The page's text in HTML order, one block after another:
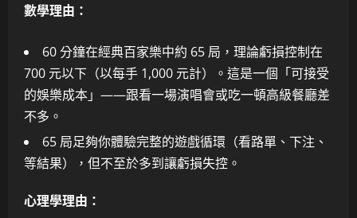
數學理由：
60 分鐘在經典百家樂中約 65 局，理論虧損控制在
700 元以下（以每手 1,000 元計）。這是一個「可接受
的娛樂成本」——跟看一場演唱會或吃一頓高級餐廳差
不多。
65 局足夠你體驗完整的遊戲循環（看路單、下注、
等結果），但不至於多到讓虧損失控。
心理學理由：